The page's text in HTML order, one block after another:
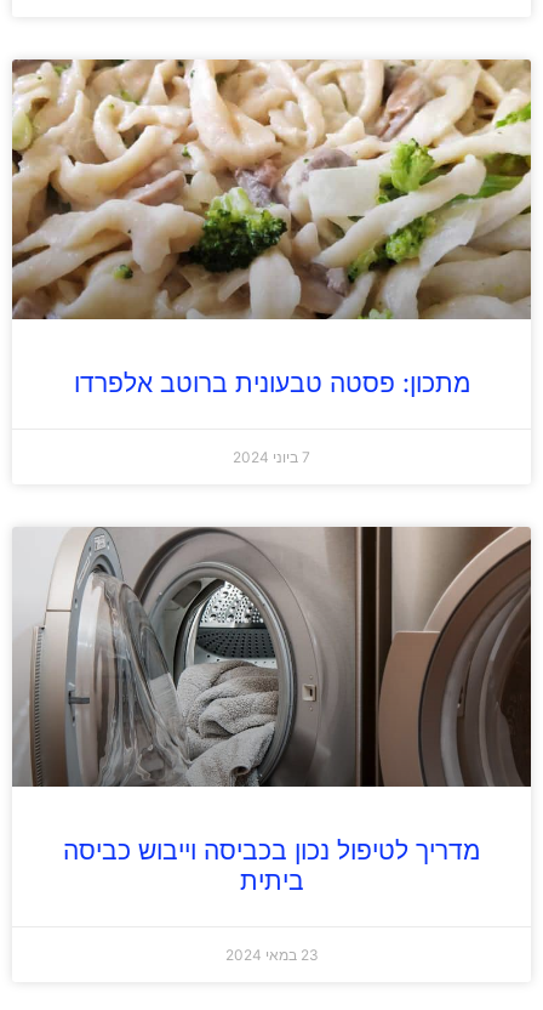
מתכון: פסטה טבעונית ברוטב אלפרדו
7 ביוני 2024
מדריך לטיפול נכון בכביסה וייבוש כביסה
ביתית
23 במאי 2024